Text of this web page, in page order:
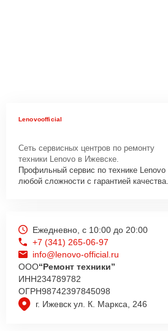
Lenovoofficial
Сеть сервисных центров по ремонту
техники Lenovo в Ижевске.
Профильный сервис по технике
любой сложности с гарантией качества.
г. Ижевск ул. К. Маркса, 246
Ежедневно, с 10:00 до 20:00
+7 (341) 265-06-97
info@lenovo-official.ru
ООО“Ремонт техники”
ИНН234789782
ОГРН98742397845098